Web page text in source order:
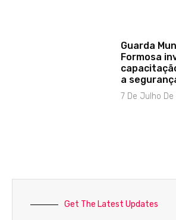
Guarda
Formosa
a
7 De Julho
Get The Latest Updates